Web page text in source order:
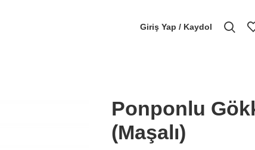
Giriş Yap / Kaydol
Ponponlu
(Maşalı)